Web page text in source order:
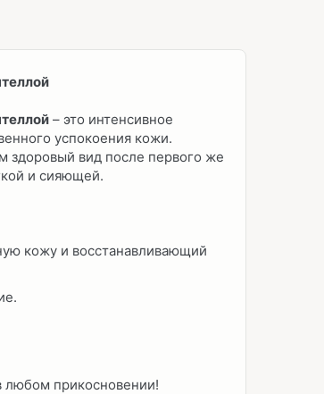
– это интенсивное
успокоения кожи.
здоровый вид после первого же
и сияющей.
кожу и восстанавливающий
любом прикосновении!